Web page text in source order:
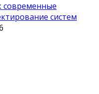
современные
систем